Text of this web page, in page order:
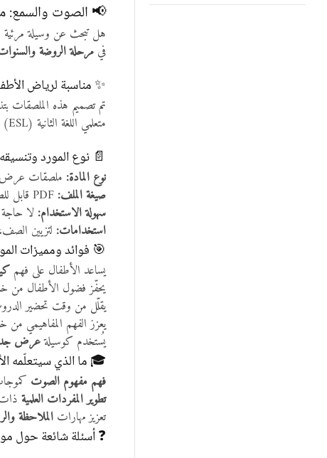
📢 الصوت والسمع:
هل تبحث عن وسيلة مرئية
في مرحلة الروضة والسنوات
✨ مناسبة لرياض
متعلمي اللغة الثانية (ESL) بفضل تصميمها البصري المبسط والواضح.
📄 نوع المورد وتنسيقه
نوع المادة: ملصقات عرض
صيغة الملف:
سهولة الاستخدام:لا
استخدامات: لتزيين
🎯 فوائد ومميزات
يساعد الأطفال على فهم
يحفّز فضول الأطفال من
يقلّل من وقت تحضير
يعزز الفهم المفاهيمي من
يُستخدم كوسيلةعرض
🎓 ما الذي سيتعلّمه
فهم مفهوم الصوت
تطوير المفردات العلمية
تعزيز مهارات الملاحظة
❓ أسئلة شائعة حول